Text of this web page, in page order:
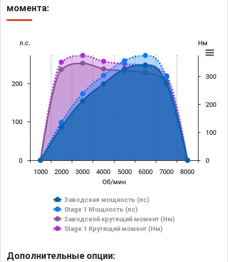
момента:
Об/мин
л.с. Нм
Заводская мощность (лс)
Stage 1 Мощность (лс)
Заводской крутящий момент (Нм)
Stage 1 Крутящий момент (Нм)
1000 2000 3000 4000 5000 6000 7000 8000
0
100
200
0
100
200
300
Дополнительные опции: